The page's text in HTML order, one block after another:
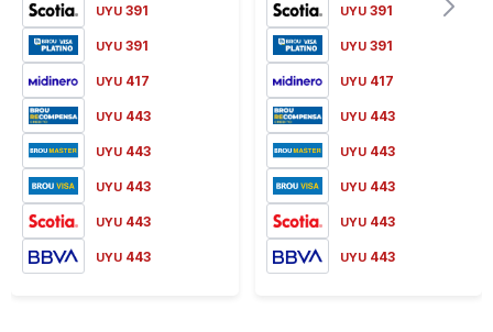
UYU 391
UYU 391
UYU 417
UYU 443
UYU 443
UYU 443
UYU 443
UYU 443
UYU 391
UYU 391
UYU 417
UYU 443
UYU 443
UYU 443
UYU 443
UYU 443